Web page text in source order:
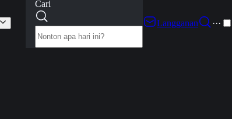
Cari
Langganan
···